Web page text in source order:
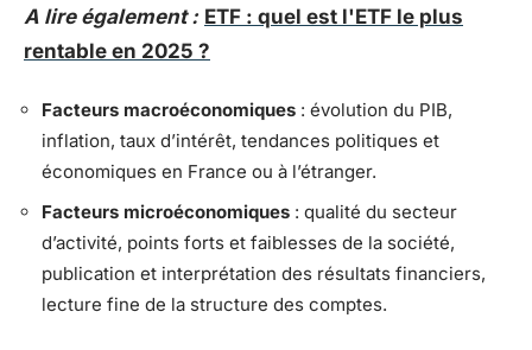
A lire également : ETF : quel est l'ETF le plus
rentable en 2025 ?
Facteurs macroéconomiques : évolution du PIB,
inflation, taux d’intérêt, tendances politiques et
économiques en France ou à l’étranger.
Facteurs microéconomiques : qualité du secteur
d’activité, points forts et faiblesses de la société,
publication et interprétation des résultats financiers,
lecture fine de la structure des comptes.